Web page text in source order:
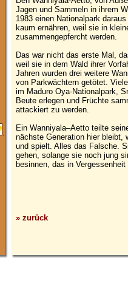
.
Jagen und Sammeln in ihrem
1983 einen Nationalpark
kaum ernähren, weil sie in
zusammengepfercht werden.
Das war nicht das erste Mal,
weil sie in dem Wald ihrer
Jahren wurden drei weitere
von Parkwächtern getötet.
im Maduro Oya-Nationalpark,
Beute erlegen und Früchte
attackiert zu werden.
Ein Wanniyala–Aetto teilte
nächste Generation hier bleibt,
und spielt. Alles das Falsche.
gehen, solange sie noch jung
besinnen, das in Vergessenheit
» zurück